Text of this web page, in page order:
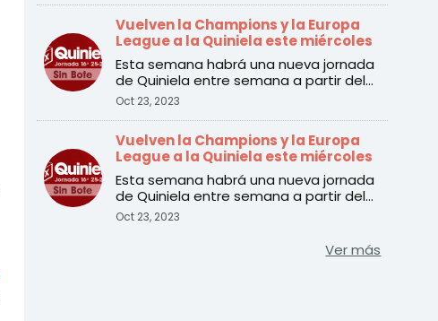
Vuelven la Champions y la Europa
League a la Quiniela este miércoles
Esta semana habrá una nueva jornada
de Quiniela entre semana a partir del
Oct 23, 2023
Vuelven la Champions y la Europa
League a la Quiniela este miércoles
Esta semana habrá una nueva jornada
de Quiniela entre semana a partir del
Oct 23, 2023
Ver más